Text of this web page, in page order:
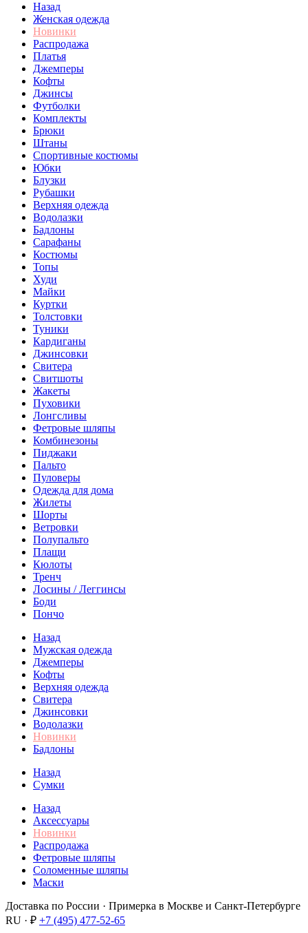
Назад
Женская одежда
Новинки
Распродажа
Платья
Джемперы
Кофты
Джинсы
Футболки
Комплекты
Брюки
Штаны
Спортивные костюмы
Юбки
Блузки
Рубашки
Верхняя одежда
Водолазки
Бадлоны
Сарафаны
Костюмы
Топы
Худи
Майки
Куртки
Толстовки
Туники
Кардиганы
Джинсовки
Свитера
Свитшоты
Жакеты
Пуховики
Лонгсливы
Фетровые шляпы
Комбинезоны
Пиджаки
Пальто
Пуловеры
Одежда для дома
Жилеты
Шорты
Ветровки
Полупальто
Плащи
Кюлоты
Тренч
Лосины / Леггинсы
Боди
Пончо
Назад
Мужская одежда
Джемперы
Кофты
Верхняя одежда
Свитера
Джинсовки
Водолазки
Новинки
Бадлоны
Назад
Сумки
Назад
Аксессуары
Новинки
Распродажа
Фетровые шляпы
Соломенные шляпы
Маски
Доставка по России · Примерка в Москве и Санкт-Петербурге
RU · ₽ +7 (495) 477-52-65